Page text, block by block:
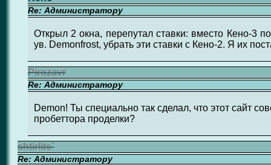
Re: Администратору
Открыл 2 окна, перепутал ставки: вместо Кено-3
ув. Demonfrost, убрать эти ставки с Кено-2. Я их
Pirozavr
Re: Администратору
Demon! Ты специально так сделал, что этот сайт
пробеттора проделки?
shtirlits`
Re: Администратору